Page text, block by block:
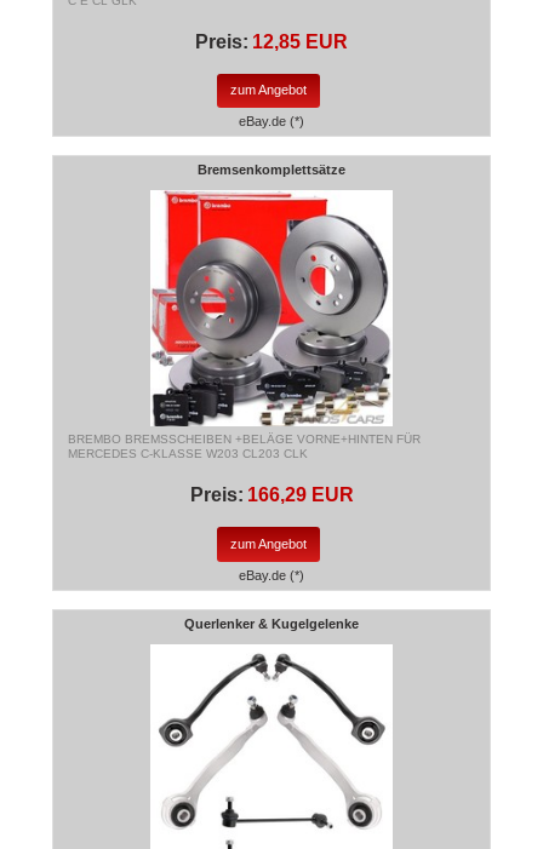
Preis: 12,85 EUR
zum Angebot
eBay.de (*)
Bremsenkomplettsätze
BREMBO BREMSSCHEIBEN +BELÄGE VORNE+HINTEN FÜR
MERCEDES C-KLASSE W203 CL203 CLK
Preis: 166,29 EUR
zum Angebot
eBay.de (*)
Querlenker & Kugelgelenke